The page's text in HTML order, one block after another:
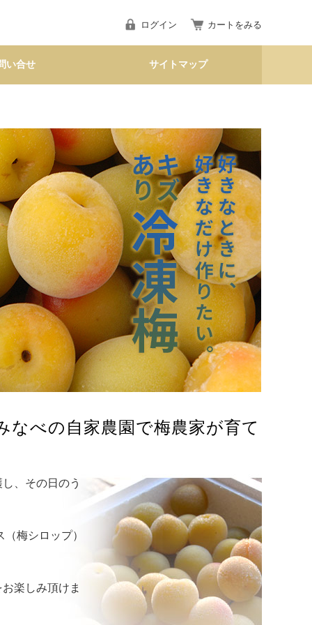
ログイン カートをみる
い合せ サイトマップ
べの自家農園で梅農家が育て
、その日のう
梅シロップ）
楽しみ頂けま